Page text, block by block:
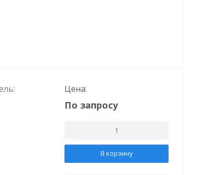
Цена:
По запросу
В корзину